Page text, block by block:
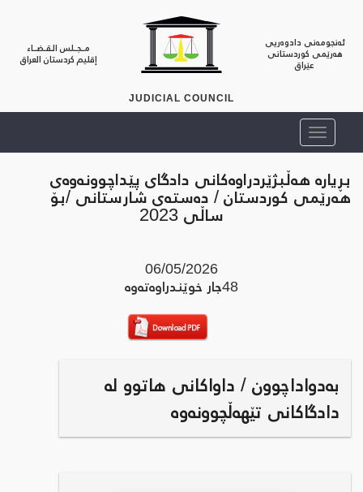
ئەنجومەنی دادوەریی
هەرێمی کوردستانی
عێراق
JUDICIAL COUNCIL
مــجــلس الـقـضــاء
إقليم كردستان العراق
بڕیارە هەڵبژێردراوەکانی دادگای پێداچوونەوەی
هەرێمی کوردستان / دەستەی شارستانی /بۆ
ساڵی 2023
06/05/2026
48جار خوێندراوه‌ته‌وه‌
بەدواداچوون / داواکانی هاتوو لە
دادگاکانی تێهەڵچوونەوە